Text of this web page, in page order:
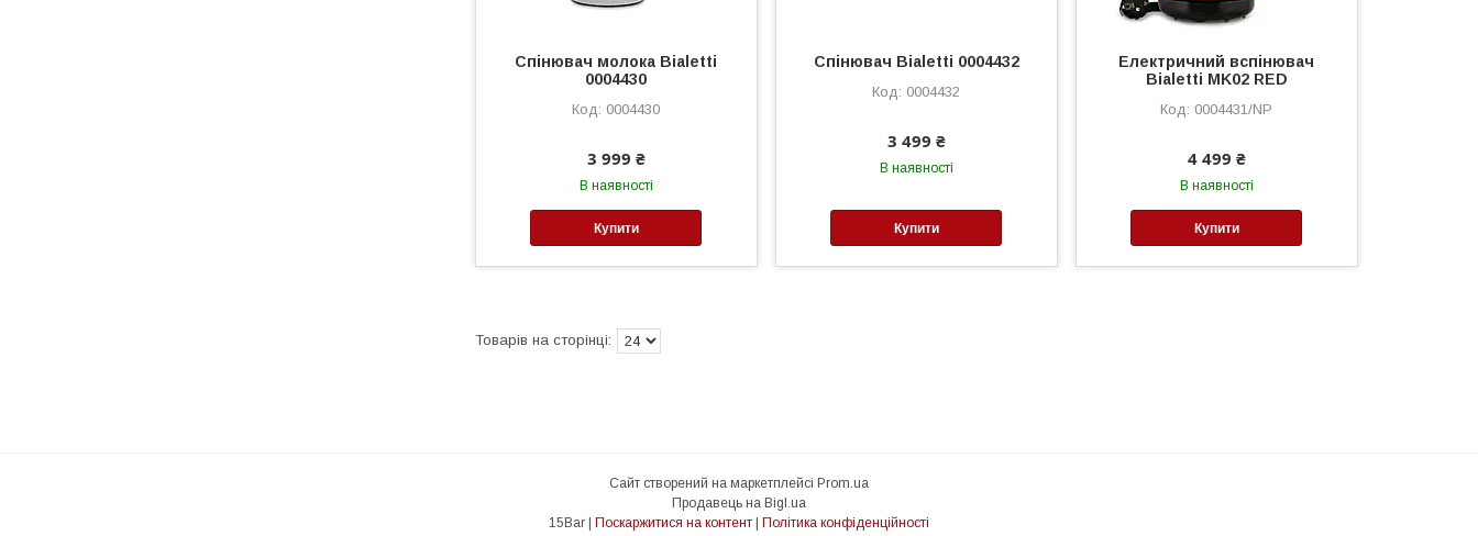
Спінювач молока Bialetti
0004430
0004430
3 999 ₴
В наявності
Купити
Спінювач Bialetti 0004432
0004432
3 499 ₴
В наявності
Купити
Електричний вспінювач
Bialetti MK02 RED
0004431/NP
4 499 ₴
В наявності
Купити
Сайт створений на маркетплейсі Prom.ua
Продавець на Bigl.ua
Поскаржитися на контент
Політика конфіденційності